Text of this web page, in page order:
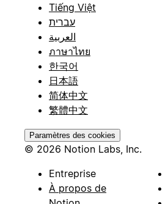
Tiếng Việt
עברית
العربية
ภาษาไทย
한국어
日本語
简体中文
繁體中文
Paramètres des cookies
© 2026 Notion Labs, Inc.
Entreprise
À propos de